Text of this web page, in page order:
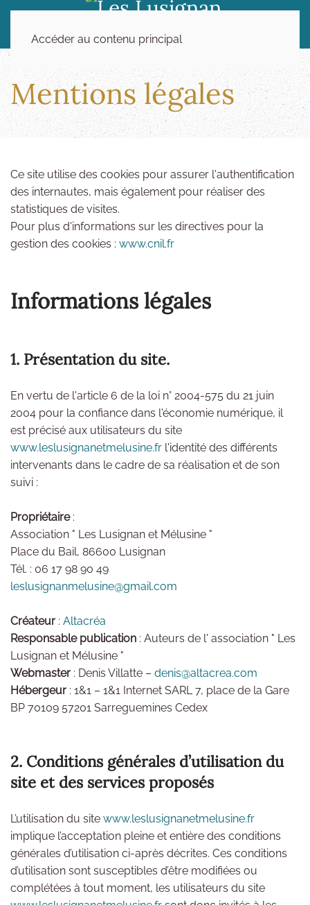
Accéder au contenu principal
Mentions légales
Ce site utilise des cookies pour assurer l'authentification
des internautes, mais également pour réaliser des
statistiques de visites.
Pour plus d'informations sur les directives pour la
gestion des cookies : www.cnil.fr
Informations légales
1. Présentation du site.
En vertu de l'article 6 de la loi n° 2004-575 du 21 juin
2004 pour la confiance dans l'économie numérique, il
est précisé aux utilisateurs du site
www.leslusignanetmelusine.fr l'identité des différents
intervenants dans le cadre de sa réalisation et de son
suivi :
Propriétaire:
Association " Les Lusignan et Mélusine "
Place du Bail, 86600 Lusignan
Tél. : 06 17 98 90 49
leslusignanmelusine@gmail.com
Créateur : Altacréa
Responsable publication : Auteurs de l' association " Les
Lusignan et Mélusine "
Webmaster : Denis Villatte – denis@altacrea.com
Hébergeur : 1&1 – 1&1 Internet SARL 7, place de la Gare
BP 70109 57201 Sarreguemines Cedex
2. Conditions générales d’utilisation du
site et des services proposés
L’utilisation du site www.leslusignanetmelusine.fr
implique l’acceptation pleine et entière des conditions
générales d’utilisation ci-après décrites. Ces conditions
d’utilisation sont susceptibles d’être modifiées ou
complétées à tout moment, les utilisateurs du site